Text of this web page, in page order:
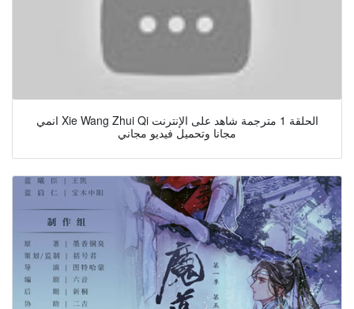
انمي Xie Wang Zhui Qi الحلقة 1 مترجمة شاهد على الإنترنت
مجانا وتحميل فيديو مجاني